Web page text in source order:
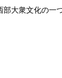
大衆文化の一